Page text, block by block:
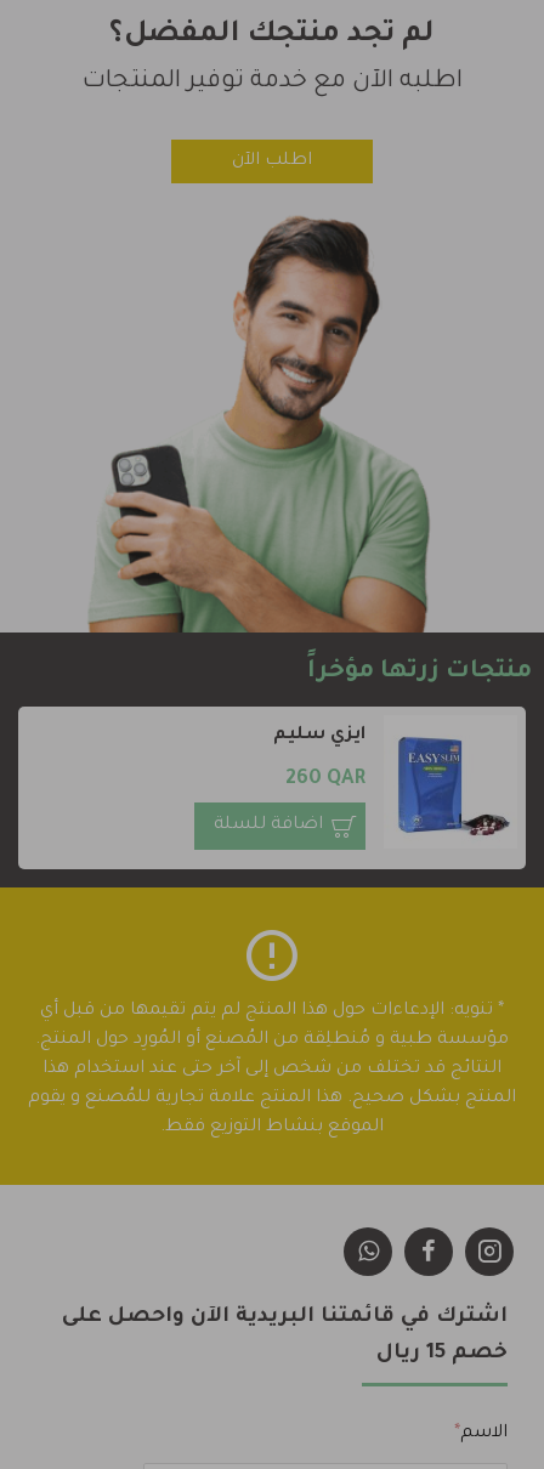
لم تجد منتجك المفضل؟
اطلبه الآن مع خدمة توفير المنتجات
اطلب الآن
منتجات زرتها مؤخراً
ايزي سليم
260 QAR
اضافة للسلة
* تنويه: الإدعاءات حول هذا المنتج لم يتم تقيمها من قبل أي
مؤسسة طبية و مُنطلِقة من المُصنع أو المُورِد حول المنتج.
النتائج قد تختلف من شخص إلى آخر حتى عند استخدام هذا
المنتج بشكل صحيح. هذا المنتج علامة تجارية للمُصنع و يقوم
الموقع بنشاط التوزيع فقط.
اشترك في قائمتنا البريدية الآن واحصل على
خصم 15 ريال
الاسم